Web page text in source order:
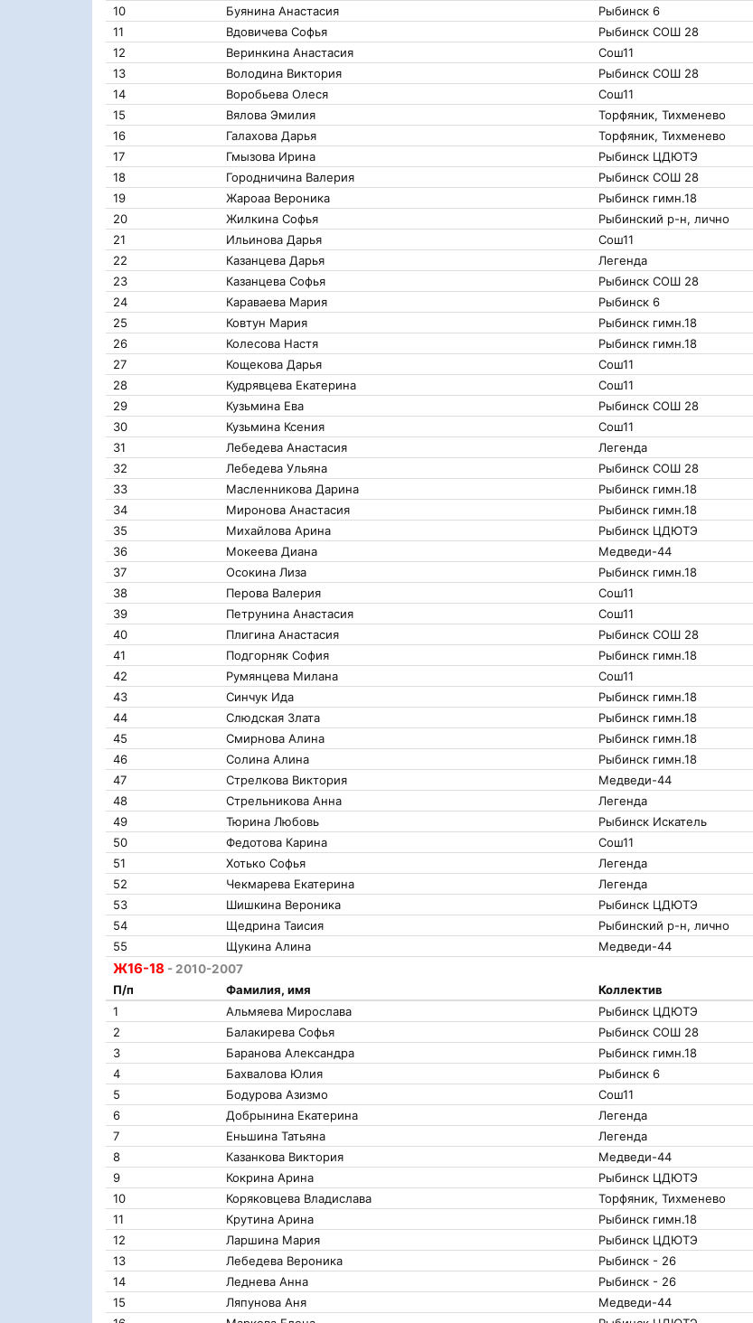
10
Буянина Анастасия Рыбинск 6
11
Вдовичева Софья Рыбинск СОШ 28
12
Веринкина Анастасия Сош11
13
Володина Виктория Рыбинск СОШ 28
14
Воробьева Олеся Сош11
15
Вялова Эмилия Торфяник, Тихменево
16
Галахова Дарья Торфяник, Тихменево
17
Гмызова Ирина Рыбинск ЦДЮТЭ
18
Городничина Валерия Рыбинск СОШ 28
19
Жароаа Вероника Рыбинск гимн.18
20
Жилкина Софья Рыбинский р-н, лично
21
Ильинова Дарья Сош11
22
Казанцева Дарья Легенда
23
Казанцева Софья Рыбинск СОШ 28
24
Караваева Мария Рыбинск 6
25
Ковтун Мария Рыбинск гимн.18
26
Колесова Настя Рыбинск гимн.18
27
Кощекова Дарья Сош11
28
Кудрявцева Екатерина Сош11
29
Кузьмина Ева Рыбинск СОШ 28
30
Кузьмина Ксения Сош11
31
Лебедева Анастасия Легенда
32
Лебедева Ульяна Рыбинск СОШ 28
33
Масленникова Дарина Рыбинск гимн.18
34
Миронова Анастасия Рыбинск гимн.18
35
Михайлова Арина Рыбинск ЦДЮТЭ
36
Мокеева Диана Медведи-44
37
Осокина Лиза Рыбинск гимн.18
38
Перова Валерия Сош11
39
Петрунина Анастасия Сош11
40
Плигина Анастасия Рыбинск СОШ 28
41
Подгорняк София Рыбинск гимн.18
42
Румянцева Милана Сош11
43
Синчук Ида Рыбинск гимн.18
44
Слюдская Злата Рыбинск гимн.18
45
Смирнова Алина Рыбинск гимн.18
46
Солина Алина Рыбинск гимн.18
47
Стрелкова Виктория Медведи-44
48
Стрельникова Анна Легенда
49
Тюрина Любовь Рыбинск Искатель
50
Федотова Карина Сош11
51
Хотько Софья Легенда
52
Чекмарева Екатерина Легенда
53
Шишкина Вероника Рыбинск ЦДЮТЭ
54
Щедрина Таисия Рыбинский р-н, лично
55
Щукина Алина Медведи-44
Ж16-18 - 2010-2007
П/п
Фамилия, имя Коллектив
1
Альмяева Мирослава Рыбинск ЦДЮТЭ
2
Балакирева Софья Рыбинск СОШ 28
3
Баранова Александра Рыбинск гимн.18
4
Бахвалова Юлия Рыбинск 6
5
Бодурова Азизмо Сош11
6
Добрынина Екатерина Легенда
7
Еньшина Татьяна Легенда
8
Казанкова Виктория Медведи-44
9
Кокрина Арина Рыбинск ЦДЮТЭ
10
Коряковцева Владислава Торфяник, Тихменево
11
Крутина Арина Рыбинск гимн.18
12
Ларшина Мария Рыбинск ЦДЮТЭ
13
Лебедева Вероника Рыбинск - 26
14
Леднева Анна Рыбинск - 26
15
Ляпунова Аня Медведи-44